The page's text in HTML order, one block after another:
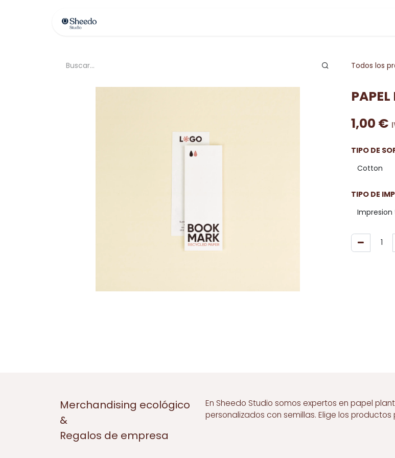
Todos los
1,00 €
TIPO DE
TIPO DE
Merchandising ecológico
&
Regalos de empresa
En Sheedo Studio somos expertos en papel
personalizados con semillas. Elige los